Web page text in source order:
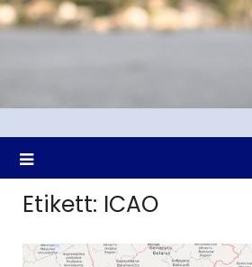
Etikett: ICAO